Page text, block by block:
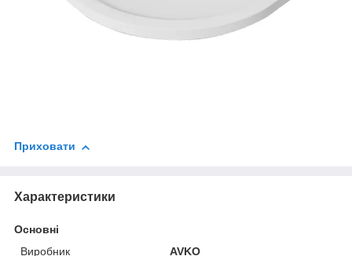
Приховати
Характеристики
Основні
Виробник
AVKO